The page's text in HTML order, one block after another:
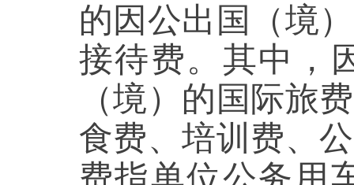
的因公出国（境
接待费。其中，
（境）的国际旅
食费、培训费、
费指单位公务用